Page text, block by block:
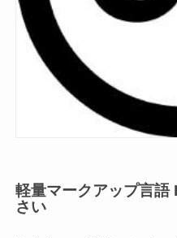
軽量マークアップ言
さい